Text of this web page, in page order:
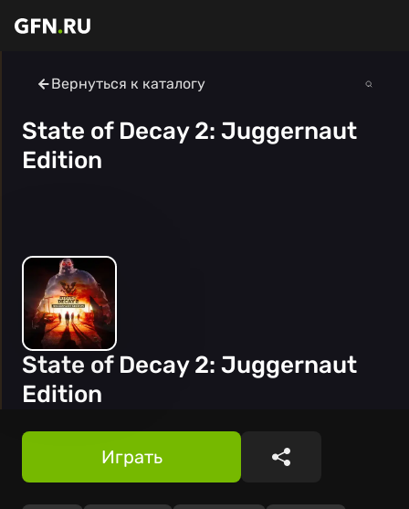
Вернуться к каталогу
State of Decay 2: Juggernaut
Edition
State of Decay 2: Juggernaut
Edition
Играть Поделиться